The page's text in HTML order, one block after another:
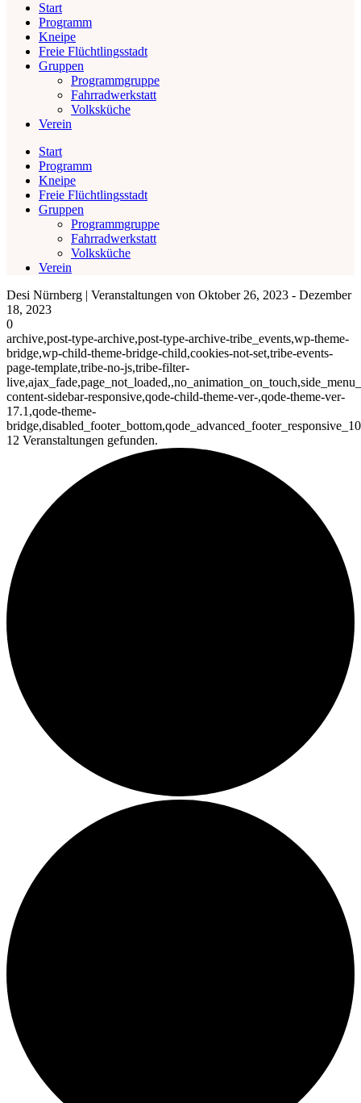
Start
Programm
Kneipe
Freie Flüchtlingsstadt
Gruppen
Programmgruppe
Fahrradwerkstatt
Volksküche
Verein
Start
Programm
Kneipe
Freie Flüchtlingsstadt
Gruppen
Programmgruppe
Fahrradwerkstatt
Volksküche
Verein
Desi Nürnberg | Veranstaltungen von Oktober 26, 2023 - Dezember
18, 2023
0
archive,post-type-archive,post-type-archive-tribe_events,wp-theme-
bridge,wp-child-theme-bridge-child,cookies-not-set,tribe-events-
page-template,tribe-no-js,tribe-filter-
content-sidebar-responsive,qode-child-theme-ver-,qode-theme-ver-
17.1,qode-theme-
12 Veranstaltungen gefunden.